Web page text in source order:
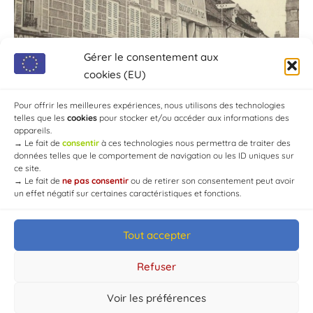
Gérer le consentement aux
cookies (EU)
Pour offrir les meilleures expériences, nous utilisons des technologies
telles que les cookies pour stocker et/ou accéder aux informations des
appareils.
→ Le fait de consentir à ces technologies nous permettra de traiter des
données telles que le comportement de navigation ou les ID uniques sur
ce site.
→ Le fait de ne pas consentir ou de retirer son consentement peut avoir
un effet négatif sur certaines caractéristiques et fonctions.
Tout accepter
Refuser
Voir les préférences
© Mairie de Chaource [2004-2024] | Tous droits réservés.
Developed byWEB3-DESIGN